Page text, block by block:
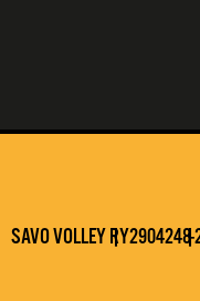
SAVO VOLLEY RY2904248-